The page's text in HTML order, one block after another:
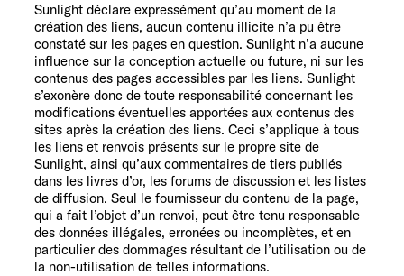
Sunlight déclare expressément qu’au moment de la
création des liens, aucun contenu illicite n’a pu être
constaté sur les pages en question. Sunlight n’a aucune
influence sur la conception actuelle ou future, ni sur les
contenus des pages accessibles par les liens. Sunlight
s’exonère donc de toute responsabilité concernant les
modifications éventuelles apportées aux contenus des
sites après la création des liens. Ceci s’applique à tous
les liens et renvois présents sur le propre site de
Sunlight, ainsi qu’aux commentaires de tiers publiés
dans les livres d’or, les forums de discussion et les listes
de diffusion. Seul le fournisseur du contenu de la page,
qui a fait l’objet d’un renvoi, peut être tenu responsable
des données illégales, erronées ou incomplètes, et en
particulier des dommages résultant de l’utilisation ou de
la non-utilisation de telles informations.